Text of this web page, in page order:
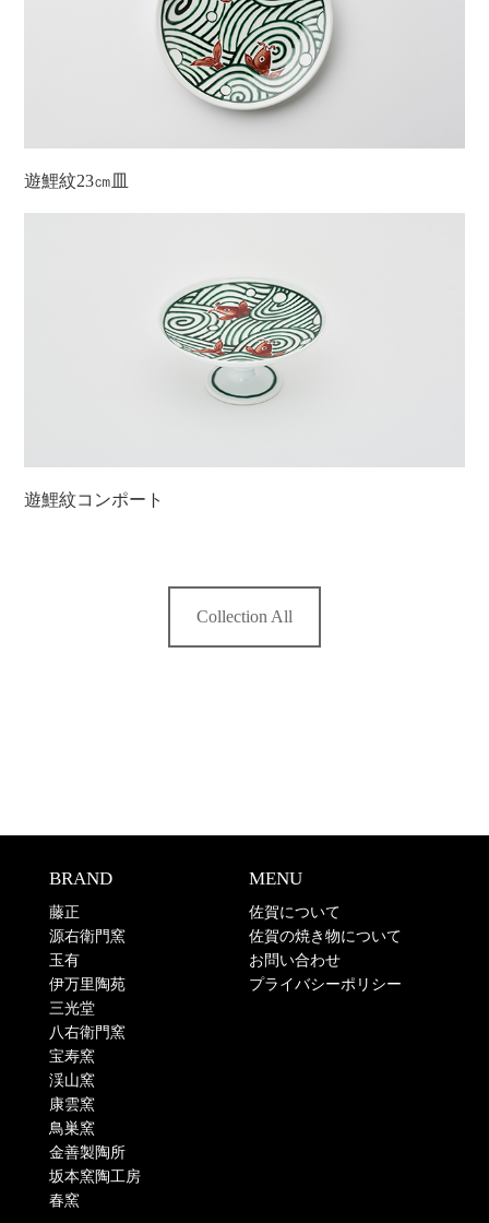
遊鯉紋23㎝皿
遊鯉紋コンポート
Collection All
BRAND
藤正
源右衛門窯
玉有
伊万里陶苑
三光堂
八右衛門窯
宝寿窯
渓山窯
康雲窯
鳥巣窯
金善製陶所
坂本窯陶工房
春窯
MENU
佐賀について
佐賀の焼き物について
お問い合わせ
プライバシーポリシー